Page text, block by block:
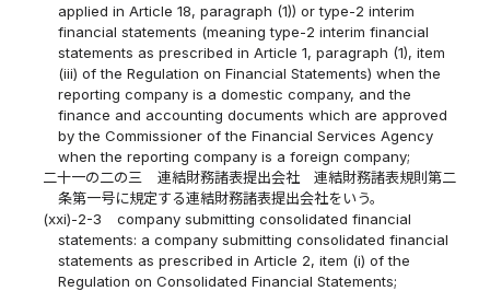
applied in Article 18, paragraph (1)) or type-2 interim
financial statements (meaning type-2 interim financial
statements as prescribed in Article 1, paragraph (1), item
(iii) of the Regulation on Financial Statements) when the
reporting company is a domestic company, and the
finance and accounting documents which are approved
by the Commissioner of the Financial Services Agency
when the reporting company is a foreign company;
二十一の二の三
連結財務諸表提出会社 連結財務諸表規則第二
条第一号に規定する連結財務諸表提出会社をいう。
(xxi)-2-3
company submitting consolidated financial
statements: a company submitting consolidated financial
statements as prescribed in Article 2, item (i) of the
Regulation on Consolidated Financial Statements;